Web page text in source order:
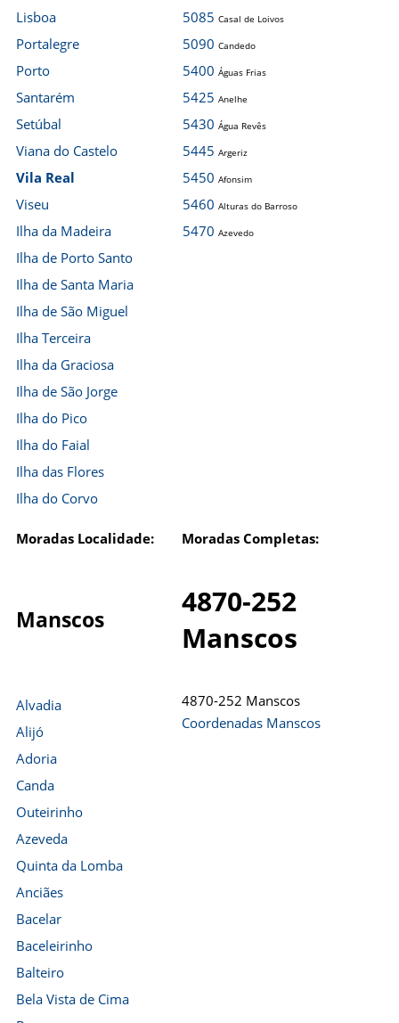
Lisboa
Portalegre
Porto
Santarém
Setúbal
Viana do Castelo
Vila Real
Viseu
Ilha da Madeira
Ilha de Porto Santo
Ilha de Santa Maria
Ilha de São Miguel
Ilha Terceira
Ilha da Graciosa
Ilha de São Jorge
Ilha do Pico
Ilha do Faial
Ilha das Flores
Ilha do Corvo
5085 Casal de Loivos
5090 Candedo
5400 Águas Frias
5425 Anelhe
5430 Água Revês
5445 Argeriz
5450 Afonsim
5460 Alturas do Barroso
5470 Azevedo
Moradas Localidade: Moradas Completas:
Manscos
4870-252
Manscos
Alvadia
Alijó
Adoria
Canda
Outeirinho
Azeveda
Quinta da Lomba
Anciães
Bacelar
Baceleirinho
Balteiro
Bela Vista de Cima
4870-252 Manscos
Coordenadas Manscos